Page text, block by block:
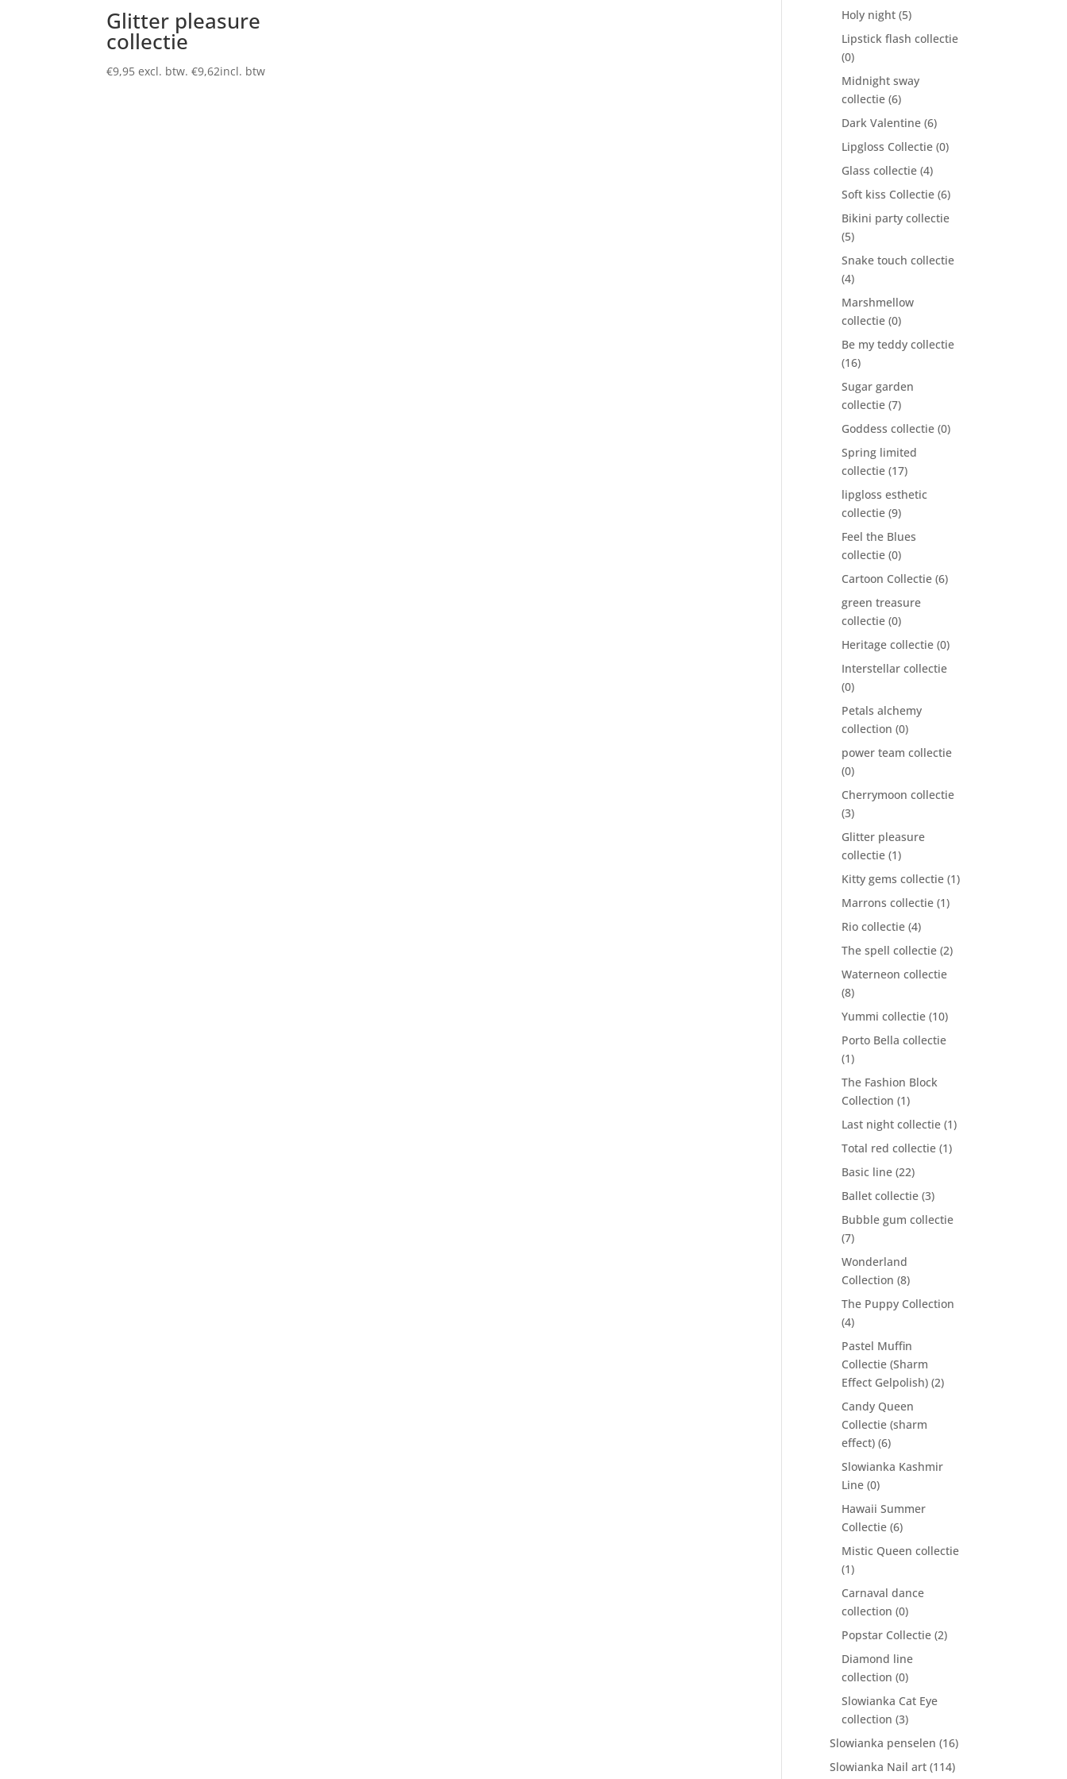
Glitter pleasure
collectie
€9,95 excl. btw.€9,62incl. btw
Holy night (5)
Lipstick flash collectie
(0)
Midnight sway
collectie (6)
Dark Valentine (6)
Lipgloss Collectie (0)
Glass collectie (4)
Soft kiss Collectie (6)
Bikini party collectie
(5)
Snake touch collectie
(4)
Marshmellow
collectie (0)
Be my teddy collectie
(16)
Sugar garden
collectie (7)
Goddess collectie (0)
Spring limited
collectie (17)
lipgloss esthetic
collectie (9)
Feel the Blues
collectie (0)
Cartoon Collectie (6)
green treasure
collectie (0)
Heritage collectie (0)
Interstellar collectie
(0)
Petals alchemy
collection (0)
power team collectie
(0)
Cherrymoon collectie
(3)
Glitter pleasure
collectie (1)
Kitty gems collectie (1)
Marrons collectie (1)
Rio collectie (4)
The spell collectie (2)
Waterneon collectie
(8)
Yummi collectie (10)
Porto Bella collectie
(1)
The Fashion Block
Collection (1)
Last night collectie (1)
Total red collectie (1)
Basic line (22)
Ballet collectie (3)
Bubble gum collectie
(7)
Wonderland
Collection (8)
The Puppy Collection
(4)
Pastel Muffin
Collectie (Sharm
Effect Gelpolish) (2)
Candy Queen
Collectie (sharm
effect) (6)
Slowianka Kashmir
Line (0)
Hawaii Summer
Collectie (6)
Mistic Queen collectie
(1)
Carnaval dance
collection (0)
Popstar Collectie (2)
Diamond line
collection (0)
Slowianka Cat Eye
collection (3)
Slowianka penselen (16)
Slowianka Nail art (114)